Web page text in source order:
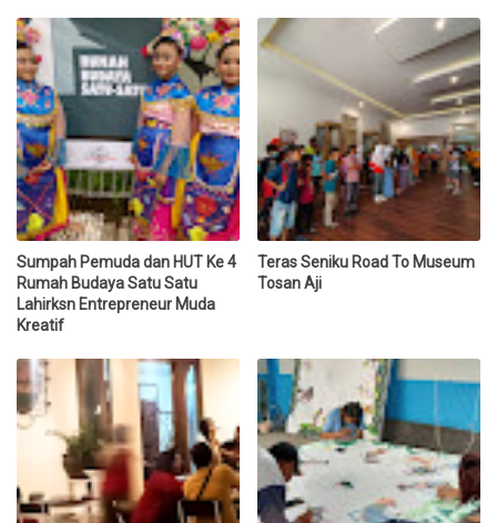
Sumpah Pemuda dan HUT Ke 4
Rumah Budaya Satu Satu
Lahirksn Entrepreneur Muda
Kreatif
Teras Seniku Road To Museum
Tosan Aji